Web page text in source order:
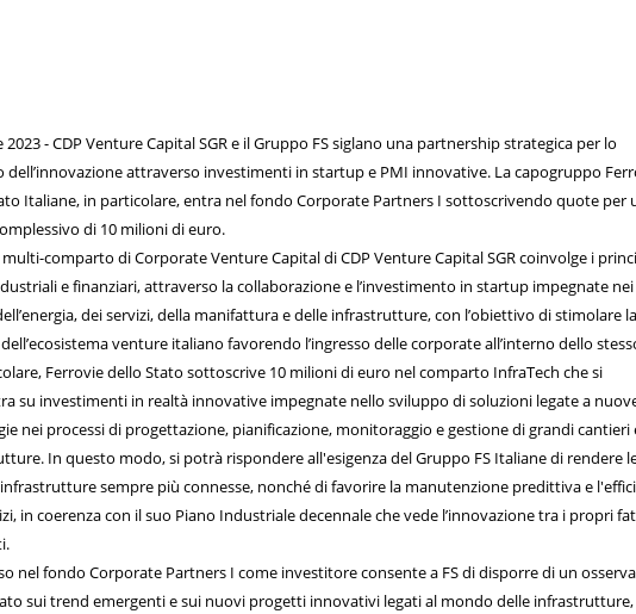
2023 - CDP Venture Capital SGR e il Gruppo FS siglano una partnership strategica per lo
dell’innovazione attraverso investimenti in startup e PMI innovative. La capogruppo
Italiane, in particolare, entra nel fondo Corporate Partners I sottoscrivendo quote per
di 10 milioni di euro.
comparto di Corporate Venture Capital di CDP Venture Capital SGR coinvolge i
e finanziari, attraverso la collaborazione e l’investimento in startup impegnate nei
dei servizi, della manifattura e delle infrastrutture, con l’obiettivo di stimolare
venture italiano favorendo l’ingresso delle corporate all’interno dello
Ferrovie dello Stato sottoscrive 10 milioni di euro nel comparto InfraTech che si
su investimenti in realtà innovative impegnate nello sviluppo di soluzioni legate a
nei processi di progettazione, pianificazione, monitoraggio e gestione di grandi cantieri
In questo modo, si potrà rispondere all'esigenza del Gruppo FS Italiane di rendere
sempre più connesse, nonché di favorire la manutenzione predittiva e
in coerenza con il suo Piano Industriale decennale che vede l’innovazione tra i propri
nel fondo Corporate Partners I come investitore consente a FS di disporre di un
sui trend emergenti e sui nuovi progetti innovativi legati al mondo delle infrastrutture,